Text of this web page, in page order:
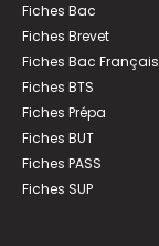
Fiches Bac
Fiches Brevet
Fiches Bac Français
Fiches BTS
Fiches Prépa
Fiches BUT
Fiches PASS
Fiches SUP